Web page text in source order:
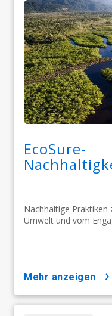
EcoSure-
Nachhaltige
Umwelt und vom
mehr anzeigen